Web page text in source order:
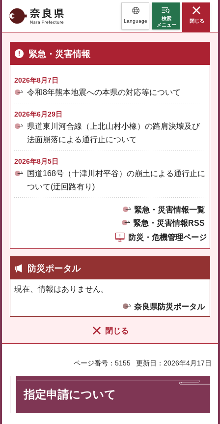
奈良県 Language
検索
メニュー
閉じる
緊急・災害情報
2026年8月7日
令和8年熊本地震への本県の対応等について
2026年6月29日
県道東川河合線（上北山村小橡）の路肩決壊及び
法面崩落による通行止について
2026年8月5日
国道168号（十津川村平谷）の崩土による通行止に
ついて(迂回路有り)
緊急・災害情報一覧
緊急・災害情報RSS
防災・危機管理ページ
防災ポータル
現在、情報はありません。
奈良県防災ポータル
閉じる
ページ番号：5155 更新日：2026年4月17日
指定申請について